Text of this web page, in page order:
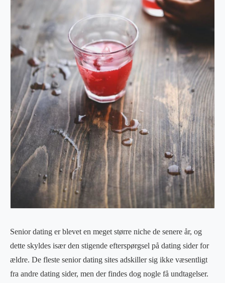
Senior dating er blevet en meget større niche de senere år, og
dette skyldes især den stigende efterspørgsel på dating sider for
ældre. De fleste senior dating sites adskiller sig ikke væsentligt
fra andre dating sider, men der findes dog nogle få undtagelser.